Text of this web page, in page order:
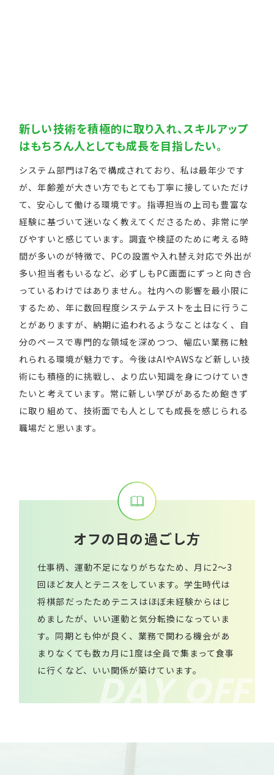
新しい技術を積極的に取り入れ、スキルアップ
はもちろん人としても成長を目指したい。
システム部門は7名で構成されており、私は最年少です
が、年齢差が大きい方でもとても丁寧に接していただけ
て、安心して働ける環境です。指導担当の上司も豊富な
経験に基づいて迷いなく教えてくださるため、非常に学
びやすいと感じています。調査や検証のために考える時
間が多いのが特徴で、PCの設置や入れ替え対応で外出が
多い担当者もいるなど、必ずしもPC画面にずっと向き合
っているわけではありません。社内への影響を最小限に
するため、年に数回程度システムテストを土日に行うこ
とがありますが、納期に追われるようなことはなく、自
分のペースで専門的な領域を深めつつ、幅広い業務に触
れられる環境が魅力です。今後はAIやAWSなど新しい技
術にも積極的に挑戦し、より広い知識を身につけていき
たいと考えています。常に新しい学びがあるため飽きず
に取り組めて、技術面でも人としても成長を感じられる
職場だと思います。
オフの日の過ごし方
仕事柄、運動不足になりがちなため、月に2～3
回ほど友人とテニスをしています。学生時代は
将棋部だったためテニスはほぼ未経験からはじ
めましたが、いい運動と気分転換になっていま
す。同期とも仲が良く、業務で関わる機会があ
まりなくても数カ月に1度は全員で集まって食事
に行くなど、いい関係が築けています。